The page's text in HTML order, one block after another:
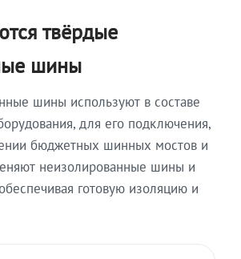
твёрдые
шины
шины используют в составе
для его подключения,
бюджетных шинных мостов и
неизолированные шины и
готовую изоляцию и